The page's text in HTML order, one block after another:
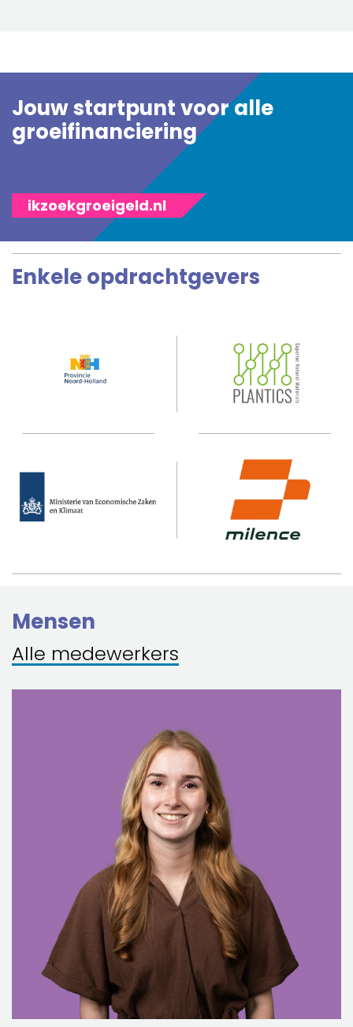
Jouw startpunt voor alle
groeifinanciering
ikzoekgroeigeld.nl
Enkele opdrachtgevers
Mensen
Alle medewerkers